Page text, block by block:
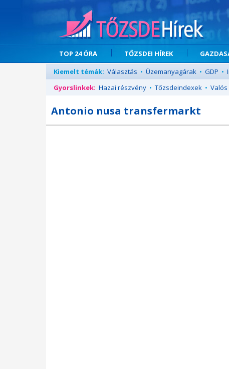
TOP 24 ÓRA TŐZSDEI HÍREK
Kiemelt témák: Választás • Üzemanyagárak • GDP •
Gyorslinkek: Hazai részvény • Tőzsdeindexek •
Antonio nusa transfermarkt